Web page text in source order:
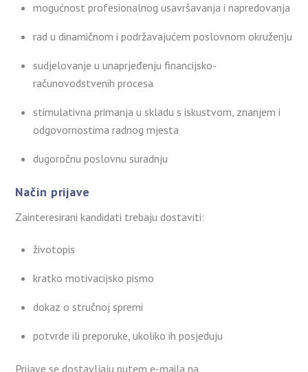
mogućnost profesionalnog usavršavanja i napredovanja
rad u dinamičnom i podržavajućem poslovnom okruženju
sudjelovanje u unaprjeđenju financijsko-
računovodstvenih procesa
stimulativna primanja u skladu s iskustvom, znanjem i
odgovornostima radnog mjesta
dugoročnu poslovnu suradnju
Način prijave
Zainteresirani kandidati trebaju dostaviti:
životopis
kratko motivacijsko pismo
dokaz o stručnoj spremi
potvrde ili preporuke, ukoliko ih posjeduju
Prijave se dostavljaju putem e-maila na